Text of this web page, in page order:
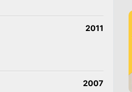
2011
2007